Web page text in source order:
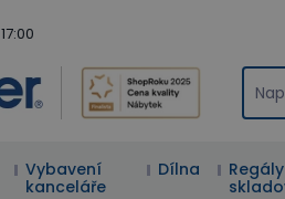
Vybavení
kanceláře
Dílna